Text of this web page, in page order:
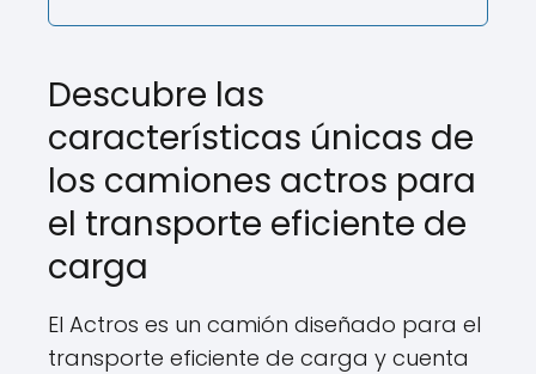
Descubre las
características únicas de
los camiones actros para
el transporte eficiente de
carga
El Actros es un camión diseñado para el
transporte eficiente de carga y cuenta